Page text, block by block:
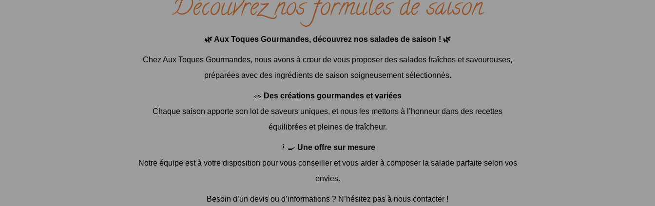
Découvrez nos formules de saison
🌿 Aux Toques Gourmandes, découvrez nos salades de saison ! 🌿
Chez Aux Toques Gourmandes, nous avons à cœur de vous proposer des salades fraîches et savoureuses,
préparées avec des ingrédients de saison soigneusement sélectionnés.
🥗 Des créations gourmandes et variées
Chaque saison apporte son lot de saveurs uniques, et nous les mettons à l’honneur dans des recettes
équilibrées et pleines de fraîcheur.
👨‍🍳 Une offre sur mesure
Notre équipe est à votre disposition pour vous conseiller et vous aider à composer la salade parfaite selon vos
envies.
Besoin d’un devis ou d’informations ? N’hésitez pas à nous contacter !